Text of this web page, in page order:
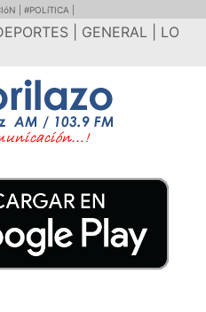
| #POLíTICA |
| GENERAL | LO